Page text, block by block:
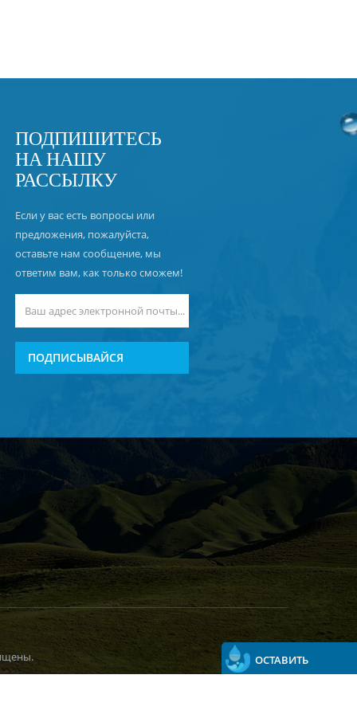
ПОДПИШИТЕСЬ
НА НАШУ
РАССЫЛКУ
Если у вас есть вопросы или
предложения, пожалуйста,
оставьте нам сообщение, мы
ответим вам, как только сможем!
ПОДПИСЫВАЙСЯ
ОСТАВИТЬ